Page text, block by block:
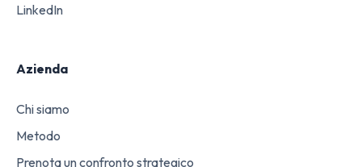
LinkedIn
Azienda
Chi siamo
Metodo
Prenota un confronto strategico